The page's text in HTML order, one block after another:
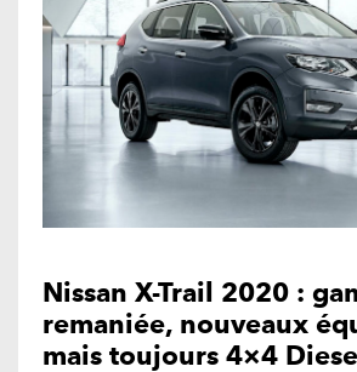
Nissan X-Trail 2020 :
remaniée, nouveaux
mais toujours 4×4